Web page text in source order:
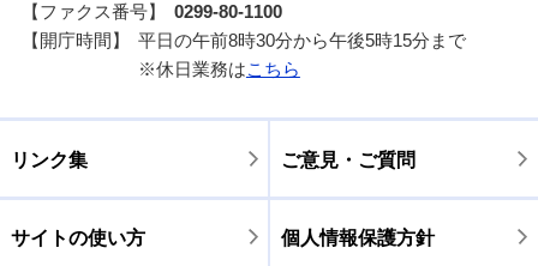
【ファクス番号】
0299-80-1100
【開庁時間】
平日の午前8時30分から午後5時15分まで
※休日業務はこちら
リンク集 ご意見・ご質問
サイトの使い方 個人情報保護方針